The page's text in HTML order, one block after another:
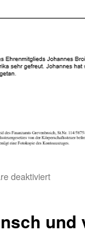
deaktiviertfür
und